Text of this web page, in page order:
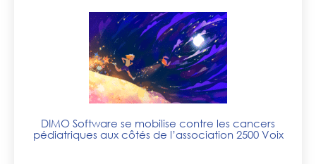
DIMO Software se mobilise contre les cancers
pédiatriques aux côtés de l’association 2500 Voix